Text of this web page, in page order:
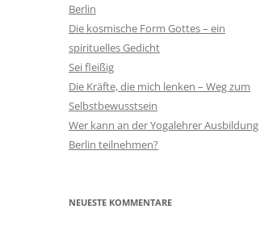
Berlin
Die kosmische Form Gottes – ein
spirituelles Gedicht
Sei fleißig
Die Kräfte, die mich lenken – Weg zum
Selbstbewusstsein
Wer kann an der Yogalehrer Ausbildung
Berlin teilnehmen?
NEUESTE KOMMENTARE